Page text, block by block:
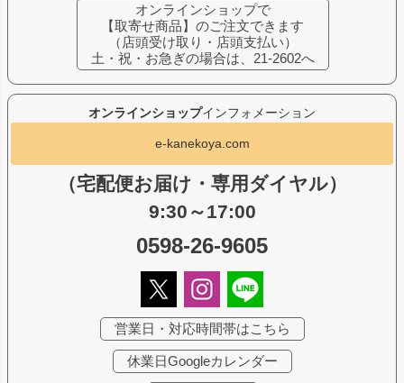
オンラインショップインフォメーション
e-kanekoya.com
（宅配便お届け・専用ダイヤル）
9:30～17:00
0598-26-9605
営業日・対応時間帯はこちら
休業日Googleカレンダー
オンラインショップで
【取寄せ商品】のご注文できます
（店頭受け取り・店頭支払い）
土・祝・お急ぎの場合は、21-2602へ